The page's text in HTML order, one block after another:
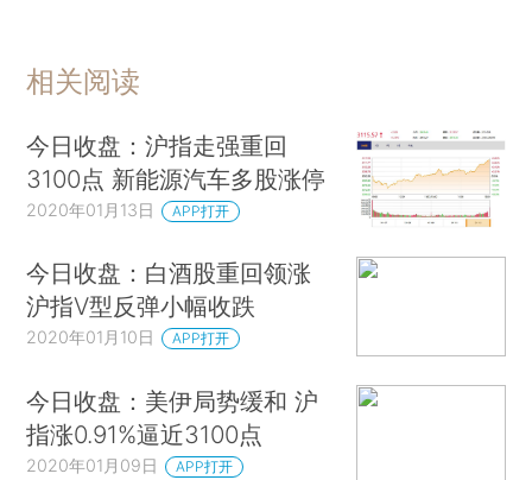
相关阅读
今日收盘：沪指走强重回
3100点 新能源汽车多股涨停
2020年01月13日 APP打开
今日收盘：白酒股重回领涨
沪指V型反弹小幅收跌
2020年01月10日 APP打开
今日收盘：美伊局势缓和 沪
指涨0.91%逼近3100点
2020年01月09日 APP打开